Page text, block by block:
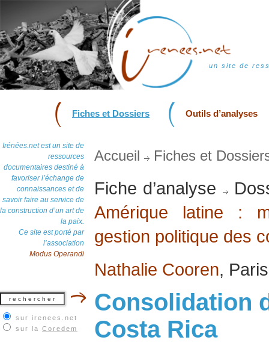
un site de
Fiches et Dossiers Outils d’analyses
Irénées.net est un site de
ressources
documentaires destiné à
favoriser l’échange de
connaissances et de
savoir faire au service de
la construction d’un art de
la paix.
Ce site est porté par
l’association
Modus Operandi
sur irenees.net
sur la Coredem
Accueil Fiches et
Fiche d’analyse
Amérique latine :
gestion politique des
Nathalie Cooren,
Consolidation
Costa Rica